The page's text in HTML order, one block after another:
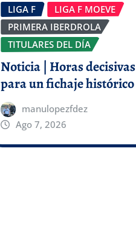
LIGA F
LIGA F MOEVE
PRIMERA IBERDROLA
TITULARES DEL DÍA
Noticia | Horas decisivas
para un fichaje histórico
manulopezfdez
Ago 7, 2026